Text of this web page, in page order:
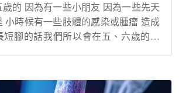
的 因為有一些小朋友 因為一些先天
小時候有一些肢體的感染或腫瘤 造成
短腳的話我們所以會在五、六歲的時